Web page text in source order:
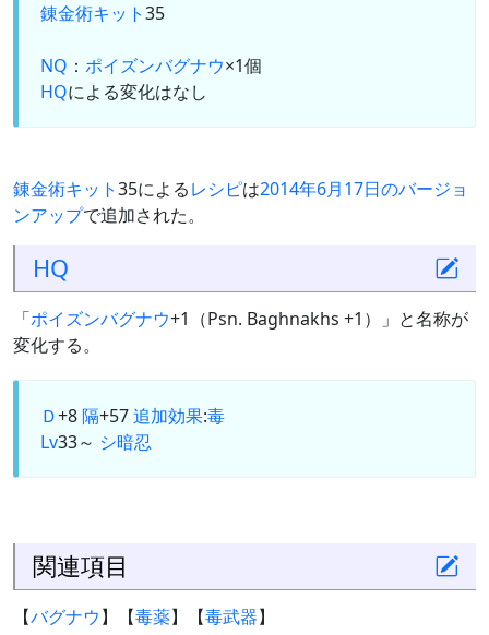
錬金術キット35
NQ ： ポイズンバグナウ×1個
HQによる変化はなし
錬金術キット35によるレシピは2014年6月17日のバージョ
ンアップで追加された。
HQ
「ポイズンバグナウ+1（Psn. Baghnakhs +1）」と名称が
変化する。
Ｄ+8隔+57追加効果:毒
Lv33～ シ暗忍
関連項目
【バグナウ】【毒薬】【毒武器】